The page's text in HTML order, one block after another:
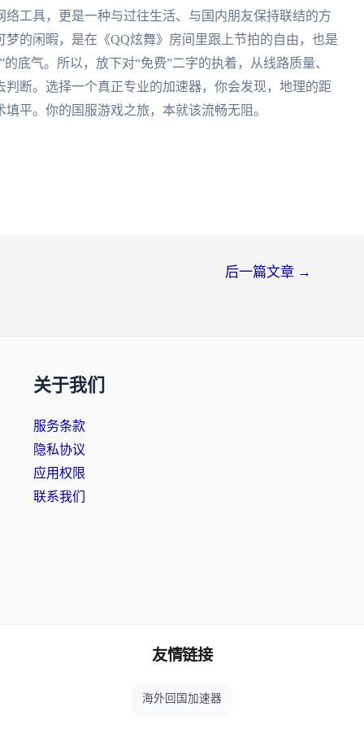
工具，更是一种与过往生活、与国内朋友保持联结的方
的闲暇，是在《QQ炫舞》房间里跟上节拍的自由，也是
底气。所以，放下对“免费”二字的执着，从线路质量、
断。选择一个真正专业的加速器，你会发现，地理的距
平。你的国服游戏之旅，本就该流畅无阻。
后一篇文章 →
关于我们
服务条款
隐私协议
应用权限
联系我们
友情链接
海外回国加速器